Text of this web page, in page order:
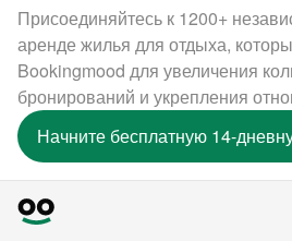
Присоединяйтесь к 1200+
аренде жилья для отдыха,
Bookingmood для увеличения
бронирований и укрепления